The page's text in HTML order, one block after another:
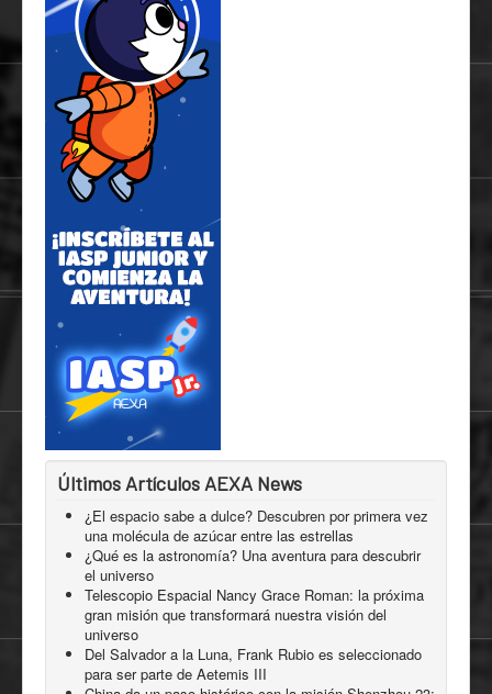
Últimos Artículos AEXA News
¿El espacio sabe a dulce? Descubren por primera vez
una molécula de azúcar entre las estrellas
¿Qué es la astronomía? Una aventura para descubrir
el universo
Telescopio Espacial Nancy Grace Roman: la próxima
gran misión que transformará nuestra visión del
universo
Del Salvador a la Luna, Frank Rubio es seleccionado
para ser parte de Aetemis III